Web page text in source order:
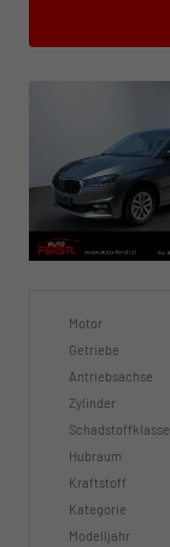
Motor
Getriebe
Antriebsachse
Zylinder
Schadstoffklasse
Hubraum
Kraftstoff
Kategorie
Modelljahr